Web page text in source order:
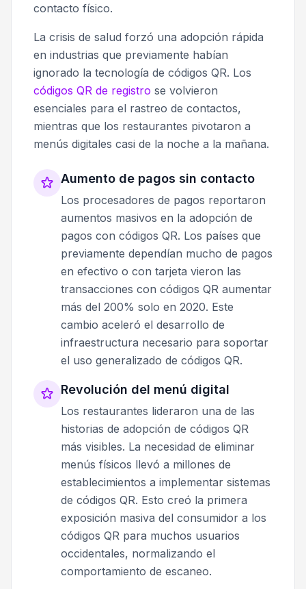
contacto físico.
La crisis de salud forzó una adopción rápida
en industrias que previamente habían
ignorado la tecnología de códigos QR. Los
códigos QR de registro se volvieron
esenciales para el rastreo de contactos,
mientras que los restaurantes pivotaron a
menús digitales casi de la noche a la mañana.
Aumento de pagos sin contacto
Los procesadores de pagos reportaron
aumentos masivos en la adopción de
pagos con códigos QR. Los países que
previamente dependían mucho de pagos
en efectivo o con tarjeta vieron las
transacciones con códigos QR aumentar
más del 200% solo en 2020. Este
cambio aceleró el desarrollo de
infraestructura necesario para soportar
el uso generalizado de códigos QR.
Revolución del menú digital
Los restaurantes lideraron una de las
historias de adopción de códigos QR
más visibles. La necesidad de eliminar
menús físicos llevó a millones de
establecimientos a implementar sistemas
de códigos QR. Esto creó la primera
exposición masiva del consumidor a los
códigos QR para muchos usuarios
occidentales, normalizando el
comportamiento de escaneo.